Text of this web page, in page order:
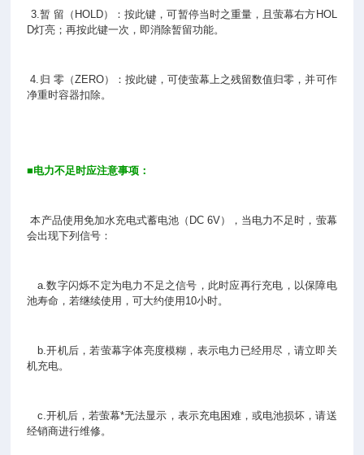
3.暂 留（HOLD）：按此键，可暂停当时之重量，且萤幕右方HOL
D灯亮；再按此键一次，即消除暂留功能。
4.归 零（ZERO）：按此键，可使萤幕上之残留数值归零，并可作
净重时容器扣除。
■电力不足时应注意事项：
本产品使用免加水充电式蓄电池（DC 6V），当电力不足时，萤幕
会出现下列信号：
a.数字闪烁不定为电力不足之信号，此时应再行充电，以保障电
池寿命，若继续使用，可大约使用10小时。
b.开机后，若萤幕字体亮度模糊，表示电力已经用尽，请立即关
机充电。
c.开机后，若萤幕*无法显示，表示充电困难，或电池损坏，请送
经销商进行维修。